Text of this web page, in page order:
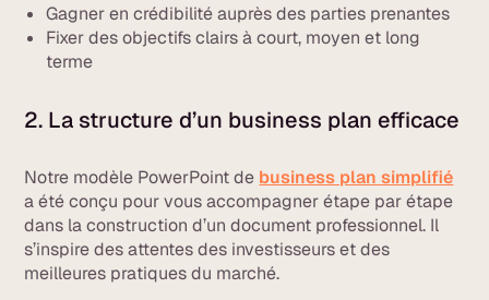
Gagner en crédibilité auprès des parties prenantes
Fixer des objectifs clairs à court, moyen et long
terme
2. La structure d’un business plan efficace
Notre modèle PowerPoint de business plan simplifié
a été conçu pour vous accompagner étape par étape
dans la construction d’un document professionnel. Il
s’inspire des attentes des investisseurs et des
meilleures pratiques du marché.